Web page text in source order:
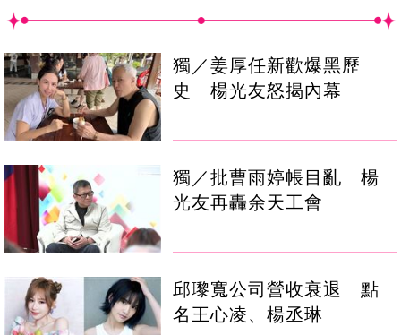
獨／姜厚任新歡爆黑歷
史 楊光友怒揭內幕
獨／批曹雨婷帳目亂 楊
光友再轟余天工會
邱瓈寬公司營收衰退 點
名王心凌、楊丞琳